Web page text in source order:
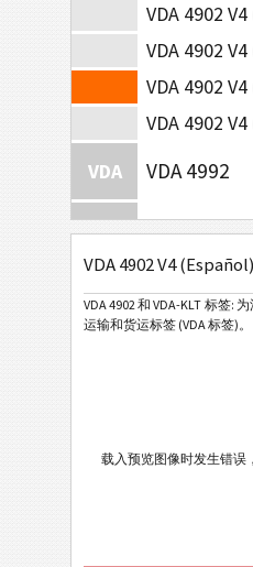
VDA 4902
VDA 4902
VDA 4902
VDA 4902
VDA
VDA 4992
VDA VDA 4994
F Ford GTL
VW
VDA 4902 V4 (Español)
VDA 4902 和 VDA-KLT 标签:
运输和货运标签 (VDA 标签)。
载入预览图像时发生错误